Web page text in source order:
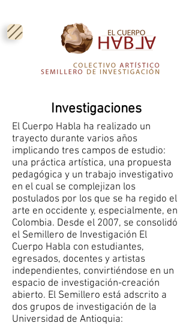
Investigaciones
El Cuerpo Habla ha realizado un
trayecto durante varios años
implicando tres campos de estudio:
una práctica artística, una propuesta
pedagógica y un trabajo investigativo
en el cual se complejizan los
postulados por los que se ha regido el
arte en occidente y, especialmente, en
Colombia. Desde el 2007, se consolidó
el Semillero de Investigación El
Cuerpo Habla con estudiantes,
egresados, docentes y artistas
independientes, convirtiéndose en un
espacio de investigación-creación
abierto. El Semillero está adscrito a
dos grupos de investigación de la
Universidad de Antioquia: